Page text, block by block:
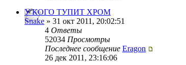
У КОГО ТУПИТ ХРОМ
Snake » 31 окт 2011, 20:02:51
4 Ответы
52034 Просмотры
Последнее сообщение Eragon
26 дек 2011, 23:16:06